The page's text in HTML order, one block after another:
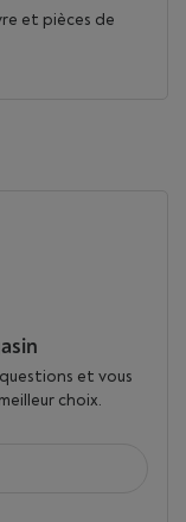
et pièces de
et vous
choix.